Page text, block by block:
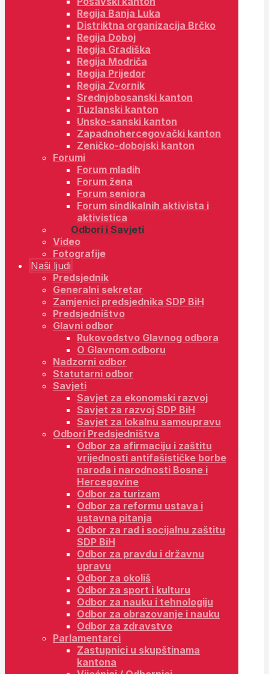
Regija Banja Luka
Distriktna organizacija Brčko
Regija Doboj
Regija Gradiška
Regija Modriča
Regija Prijedor
Regija Zvornik
Srednjobosanski kanton
Tuzlanski kanton
Unsko-sanski kanton
Zapadnohercegovački kanton
Zeničko-dobojski kanton
Forumi
Forum mladih
Forum žena
Forum seniora
Forum sindikalnih aktivista i
aktivistica
Odbori i Savjeti
Video
Fotografije
Naši ljudi
Predsjednik
Generalni sekretar
Zamjenici predsjednika SDP BiH
Predsjedništvo
Glavni odbor
Rukovodstvo Glavnog odbora
O Glavnom odboru
Nadzorni odbor
Statutarni odbor
Savjeti
Savjet za ekonomski razvoj
Savjet za razvoj SDP BiH
Savjet za lokalnu samoupravu
Odbori Predsjedništva
Odbor za afirmaciju i zaštitu
vrijednosti antifašističke borbe
naroda i narodnosti Bosne i
Hercegovine
Odbor za turizam
Odbor za reformu ustava i
ustavna pitanja
Odbor za rad i socijalnu zaštitu
SDP BiH
Odbor za pravdu i državnu
upravu
Odbor za okoliš
Odbor za sport i kulturu
Odbor za nauku i tehnologiju
Odbor za obrazovanje i nauku
Odbor za zdravstvo
Parlamentarci
Zastupnici u skupštinama
kantona